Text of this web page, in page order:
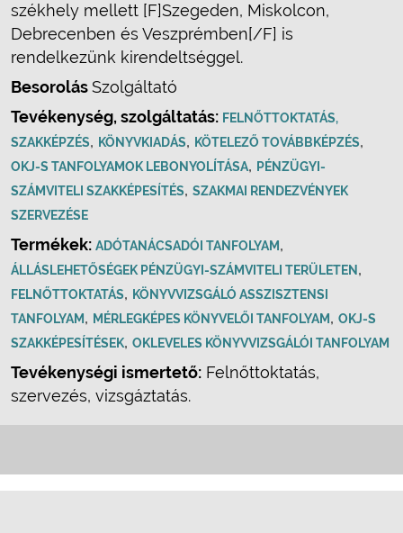
székhely mellett [F]Szegeden, Miskolcon,
Debrecenben és Veszprémben[/F] is
rendelkezünk kirendeltséggel.
BesorolásSzolgáltató
Tevékenység, szolgáltatás: FELNŐTTOKTATÁS,
SZAKKÉPZÉS, KÖNYVKIADÁS, KÖTELEZŐ TOVÁBBKÉPZÉS,
OKJ-S TANFOLYAMOK LEBONYOLÍTÁSA, PÉNZÜGYI-
SZÁMVITELI SZAKKÉPESÍTÉS, SZAKMAI RENDEZVÉNYEK
SZERVEZÉSE
Termékek: ADÓTANÁCSADÓI TANFOLYAM,
ÁLLÁSLEHETŐSÉGEK PÉNZÜGYI-SZÁMVITELI TERÜLETEN ,
FELNŐTTOKTATÁS, KÖNYVVIZSGÁLÓ ASSZISZTENSI
TANFOLYAM, MÉRLEGKÉPES KÖNYVELŐI TANFOLYAM, OKJ-S
SZAKKÉPESÍTÉSEK, OKLEVELES KÖNYVVIZSGÁLÓI TANFOLYAM
Tevékenységi ismertető: Felnőttoktatás,
szervezés, vizsgáztatás.